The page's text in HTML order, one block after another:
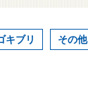
キブリ その他